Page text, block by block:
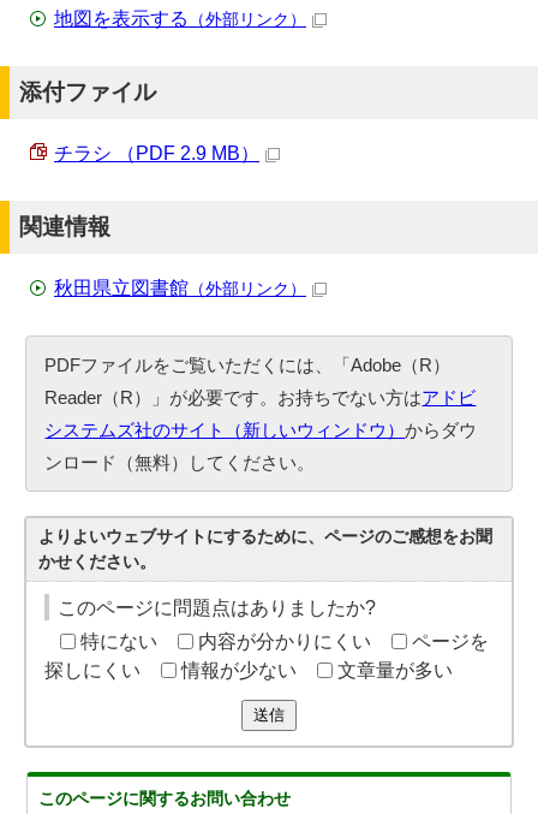
地図を表示する （外部リンク）
添付ファイル
チラシ （PDF 2.9 MB）
関連情報
秋田県立図書館 （外部リンク）
PDFファイルをご覧いただくには、「Adobe（R）
Reader（R）」が必要です。お持ちでない方はアドビ
システムズ社のサイト（新しいウィンドウ）からダウ
ンロード（無料）してください。
よりよいウェブサイトにするために、ページのご感想をお聞
かせください。
このページに問題点はありましたか?
特にない
内容が分かりにくい
ページを
探しにくい
情報が少ない 文章量が多い
送信
このページに関するお問い合わせ